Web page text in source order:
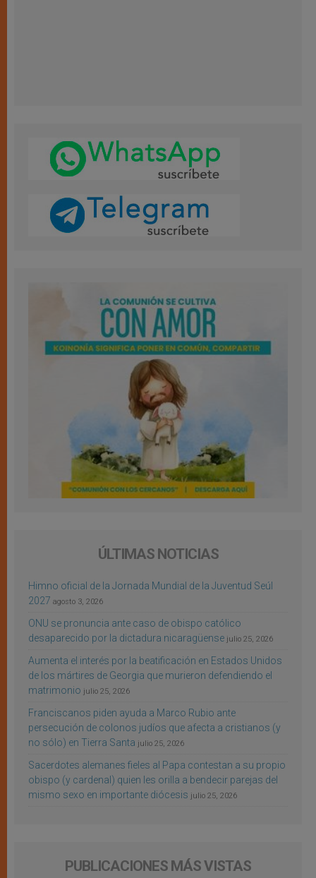
ÚLTIMAS NOTICIAS
Himno oficial de la Jornada Mundial de la Juventud Seúl
2027 agosto 3, 2026
ONU se pronuncia ante caso de obispo católico
desaparecido por la dictadura nicaragüense julio 25, 2026
Aumenta el interés por la beatificación en Estados Unidos
de los mártires de Georgia que murieron defendiendo el
matrimonio julio 25, 2026
Franciscanos piden ayuda a Marco Rubio ante
persecución de colonos judíos que afecta a cristianos (y
no sólo) en Tierra Santa julio 25, 2026
Sacerdotes alemanes fieles al Papa contestan a su propio
obispo (y cardenal) quien les orilla a bendecir parejas del
mismo sexo en importante diócesis julio 25, 2026
PUBLICACIONES MÁS VISTAS